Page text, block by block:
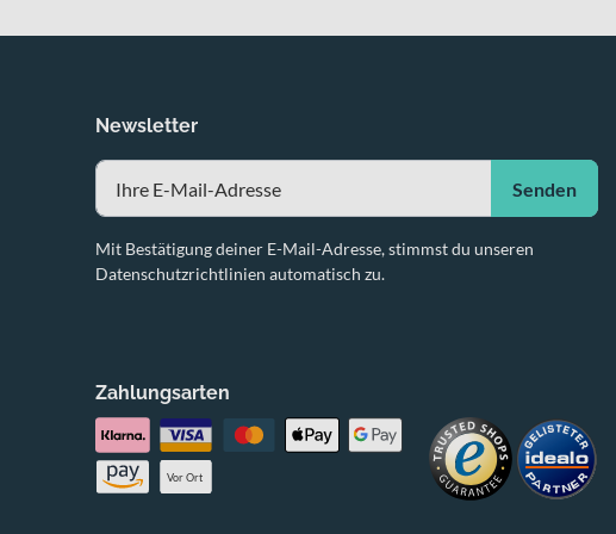
Newsletter
Senden
Mit Bestätigung deiner E-Mail-Adresse, stimmst du unseren
Datenschutzrichtlinien automatisch zu.
Zahlungsarten
Vor Ort